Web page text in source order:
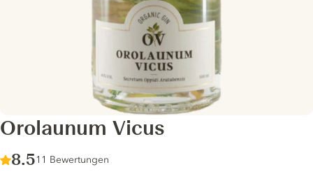
Orolaunum Vicus
Score :
8.5/ 10
11 Bewertungen